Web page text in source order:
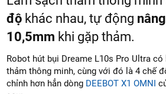
độ khác nhau, tự động
10,5mm khi gặp thảm.
Robot hút bụi Dreame L10s Pro Ultra có
thảm thông minh, cùng với đó là 4 chế
chỉnh hơn hẳn dòng DEEBOT X1 OMNI